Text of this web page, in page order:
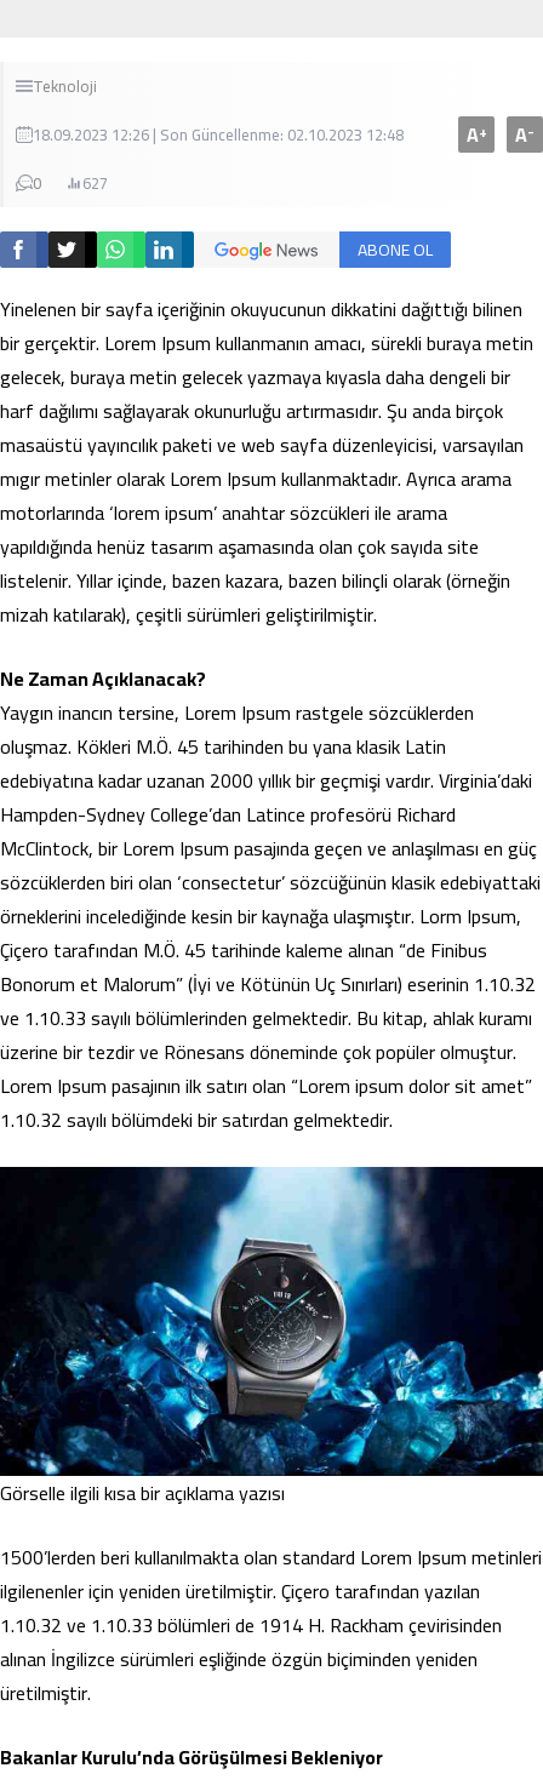
Teknoloji
18.09.2023 12:26 | Son Güncellenme: 02.10.2023 12:48
0
627
A+ A-
ABONE OL
Yinelenen bir sayfa içeriğinin okuyucunun dikkatini dağıttığı bilinen
bir gerçektir. Lorem Ipsum kullanmanın amacı, sürekli buraya metin
gelecek, buraya metin gelecek yazmaya kıyasla daha dengeli bir
harf dağılımı sağlayarak okunurluğu artırmasıdır. Şu anda birçok
masaüstü yayıncılık paketi ve web sayfa düzenleyicisi, varsayılan
mıgır metinler olarak Lorem Ipsum kullanmaktadır. Ayrıca arama
motorlarında ‘lorem ipsum’ anahtar sözcükleri ile arama
yapıldığında henüz tasarım aşamasında olan çok sayıda site
listelenir. Yıllar içinde, bazen kazara, bazen bilinçli olarak (örneğin
mizah katılarak), çeşitli sürümleri geliştirilmiştir.
Ne Zaman Açıklanacak?
Yaygın inancın tersine, Lorem Ipsum rastgele sözcüklerden
oluşmaz. Kökleri M.Ö. 45 tarihinden bu yana klasik Latin
edebiyatına kadar uzanan 2000 yıllık bir geçmişi vardır. Virginia’daki
Hampden-Sydney College’dan Latince profesörü Richard
McClintock, bir Lorem Ipsum pasajında geçen ve anlaşılması en güç
sözcüklerden biri olan ‘consectetur’ sözcüğünün klasik edebiyattaki
örneklerini incelediğinde kesin bir kaynağa ulaşmıştır. Lorm Ipsum,
Çiçero tarafından M.Ö. 45 tarihinde kaleme alınan “de Finibus
Bonorum et Malorum” (İyi ve Kötünün Uç Sınırları) eserinin 1.10.32
ve 1.10.33 sayılı bölümlerinden gelmektedir. Bu kitap, ahlak kuramı
üzerine bir tezdir ve Rönesans döneminde çok popüler olmuştur.
Lorem Ipsum pasajının ilk satırı olan “Lorem ipsum dolor sit amet”
1.10.32 sayılı bölümdeki bir satırdan gelmektedir.
Görselle ilgili kısa bir açıklama yazısı
1500’lerden beri kullanılmakta olan standard Lorem Ipsum metinleri
ilgilenenler için yeniden üretilmiştir. Çiçero tarafından yazılan
1.10.32 ve 1.10.33 bölümleri de 1914 H. Rackham çevirisinden
alınan İngilizce sürümleri eşliğinde özgün biçiminden yeniden
üretilmiştir.
Bakanlar Kurulu’nda Görüşülmesi Bekleniyor